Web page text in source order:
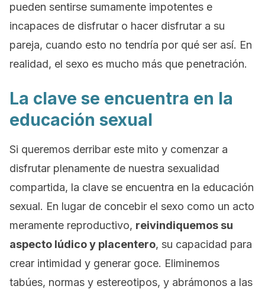
pueden sentirse sumamente impotentes e
incapaces de disfrutar o hacer disfrutar a su
pareja, cuando esto no tendría por qué ser así. En
realidad, el sexo es mucho más que penetración.
La clave se encuentra en la
educación sexual
Si queremos derribar este mito y comenzar a
disfrutar plenamente de nuestra sexualidad
compartida, la clave se encuentra en la educación
sexual. En lugar de concebir el sexo como un acto
meramente reproductivo, reivindiquemos su
aspecto lúdico y placentero, su capacidad para
crear intimidad y generar goce. Eliminemos
tabúes, normas y estereotipos, y abrámonos a las